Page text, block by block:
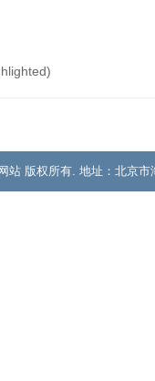
站 版权所有. 地址：北